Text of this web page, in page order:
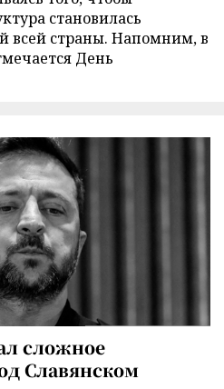
становилась
всей страны. Напомним, в
День
сложное
Славянском